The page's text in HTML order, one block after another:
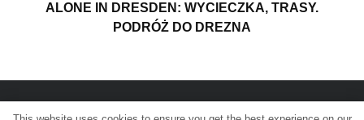
ALONE IN DRESDEN: WYCIECZKA, TRASY.
PODRÓŻ DO DREZNA